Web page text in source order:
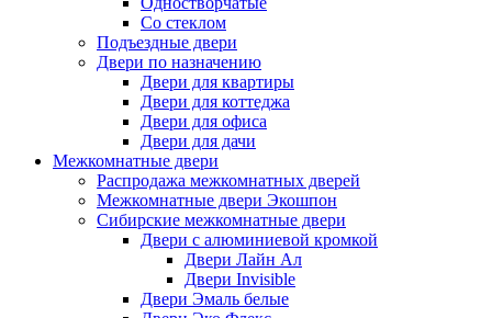
Со стеклом
Подъездные двери
Двери по назначению
Двери для квартиры
Двери для коттеджа
Двери для офиса
Двери для дачи
Межкомнатные двери
Распродажа межкомнатных дверей
Межкомнатные двери Экошпон
Сибирские межкомнатные двери
Двери с алюминиевой кромкой
Двери Лайн Ал
Двери Invisible
Двери Эмаль белые